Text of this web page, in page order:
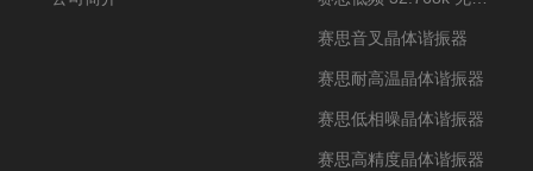
赛思音叉晶体谐振器
赛思耐高温晶体谐振器
赛思低相噪晶体谐振器
赛思高精度晶体谐振器